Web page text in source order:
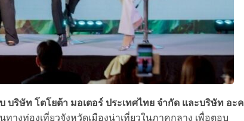
บริษัท โตโยต้า มอเตอร์ ประเทศไทย จำกัด และบริษัท อะค
งท่องเที่ยวจังหวัดเมืองน่าเที่ยวในภาคกลาง เพื่อตอบ